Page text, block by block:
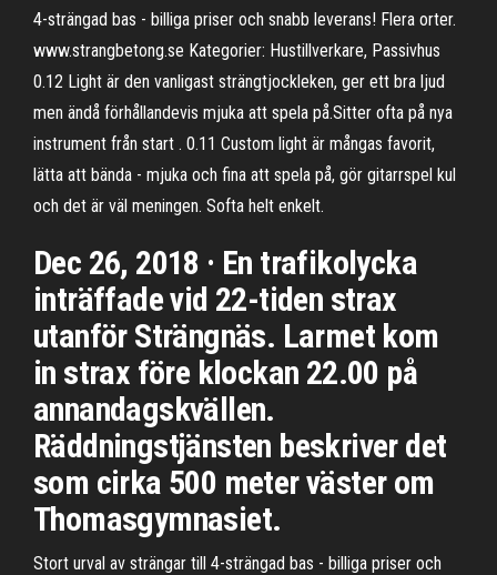
4-strängad bas - billiga priser och snabb leverans! Flera orter.
www.strangbetong.se Kategorier: Hustillverkare, Passivhus
0.12 Light är den vanligast strängtjockleken, ger ett bra ljud
men ändå förhållandevis mjuka att spela på.Sitter ofta på nya
instrument från start . 0.11 Custom light är mångas favorit,
lätta att bända - mjuka och fina att spela på, gör gitarrspel kul
och det är väl meningen. Softa helt enkelt.
Dec 26, 2018 · En trafikolycka
inträffade vid 22-tiden strax
utanför Strängnäs. Larmet kom
in strax före klockan 22.00 på
annandagskvällen.
Räddningstjänsten beskriver det
som cirka 500 meter väster om
Thomasgymnasiet.
Stort urval av strängar till 4-strängad bas - billiga priser och